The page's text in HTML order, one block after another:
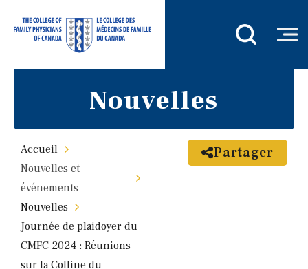
Nouvelles
Accueil
Nouvelles et
événements
Nouvelles
Journée de plaidoyer du
CMFC 2024 : Réunions
sur la Colline du
Partager